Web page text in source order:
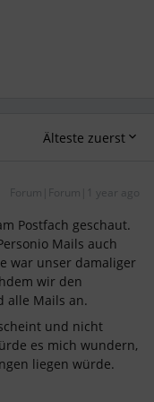
Älteste zuerst
Forum|Forum|1 year ago
Postfach geschaut.
Mails auch
war unser damaliger
wir den
alle Mails an.
und nicht
es mich wundern,
liegen würde.